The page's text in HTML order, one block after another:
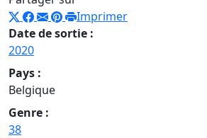
Imprimer
Date de sortie :
2020
Pays :
Belgique
Genre :
38